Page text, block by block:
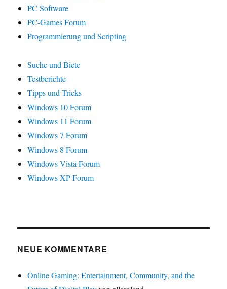
PC Software
PC-Games Forum
Programmierung und Scripting
Suche und Biete
Testberichte
Tipps und Tricks
Windows 10 Forum
Windows 11 Forum
Windows 7 Forum
Windows 8 Forum
Windows Vista Forum
Windows XP Forum
NEUE KOMMENTARE
Online Gaming: Entertainment, Community, and the